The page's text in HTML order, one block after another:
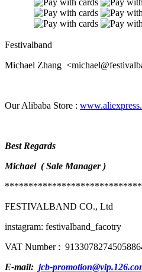
Festivalband
Michael Zhang
Our Alibaba Store :
Best Regards
Michael (Sale Manager )
FESTIVALBAND CO., Ltd
instagram: festivalband_facotry
VAT Number :
E-mail: jcb-